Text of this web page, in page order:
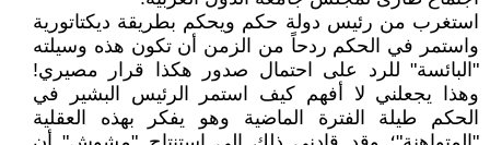
استغرب من رئيس دولة حكم ويحكم بطريقة ديكتاتورية
واستمر في الحكم ردحاً من الزمن أن تكون هذه وسيلته
"البائسة" للرد على احتمال صدور هكذا قرار مصيري!
وهذا يجعلني لا أفهم كيف استمر الرئيس البشير في
الحكم طيلة الفترة الماضية وهو يفكر بهذه العقلية